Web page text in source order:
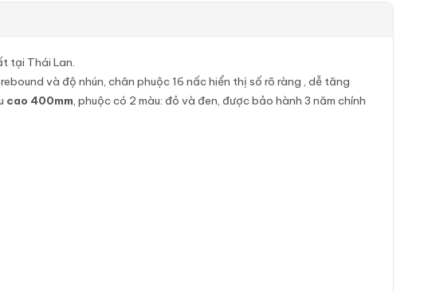
tại Thái Lan.
và độ nhún, chân phuộc 16 nấc hiển thị số rõ ràng , dễ tăng
cao 400mm, phuộc có 2 màu: đỏ và đen, được bảo hành 3 năm chính